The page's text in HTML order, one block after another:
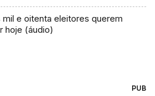
mil e oitenta eleitores querem
hoje (áudio)
PUB